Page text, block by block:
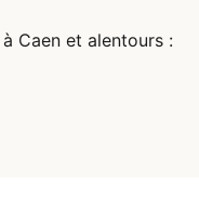
Caen et alentours :